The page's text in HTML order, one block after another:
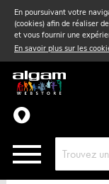
En poursuivant votre
(cookies) afin de réaliser
et vous fournir une
En savoir plus sur les
Vent& Violon
Accessoires
Pièces